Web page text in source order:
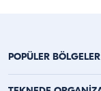
POPÜLER BÖLGELER
Antalya Yat Kiralama